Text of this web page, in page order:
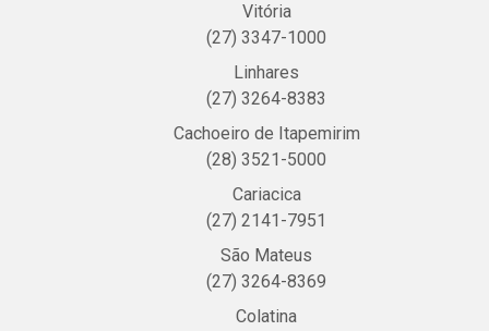
Vitória
(27) 3347-1000
Linhares
(27) 3264-8383
Cachoeiro de Itapemirim
(28) 3521-5000
Cariacica
(27) 2141-7951
São Mateus
(27) 3264-8369
Colatina